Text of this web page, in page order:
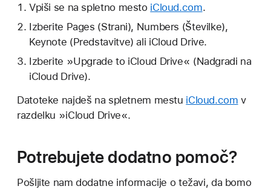
Vpiši se na spletno mesto iCloud.com.
Izberite Pages (Strani), Numbers (Številke),
Keynote (Predstavitve) ali iCloud Drive.
Izberite »Upgrade to iCloud Drive« (Nadgradi na
iCloud Drive).
Datoteke najdeš na spletnem mestu iCloud.com v
razdelku »iCloud Drive«.
Potrebujete dodatno pomoč?
Pošljite nam dodatne informacije o težavi, da bomo